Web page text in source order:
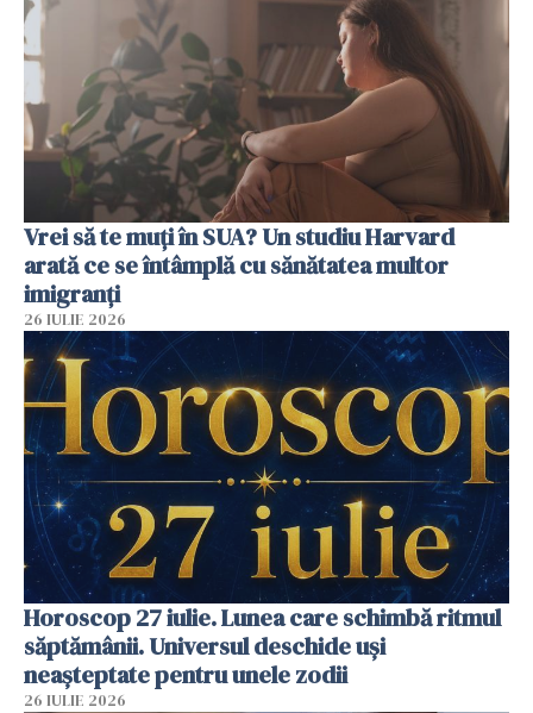
Vrei să te muți în SUA? Un studiu Harvard
arată ce se întâmplă cu sănătatea multor
imigranți
26 IULIE 2026
Horoscop 27 iulie. Lunea care schimbă ritmul
săptămânii. Universul deschide uși
neașteptate pentru unele zodii
26 IULIE 2026